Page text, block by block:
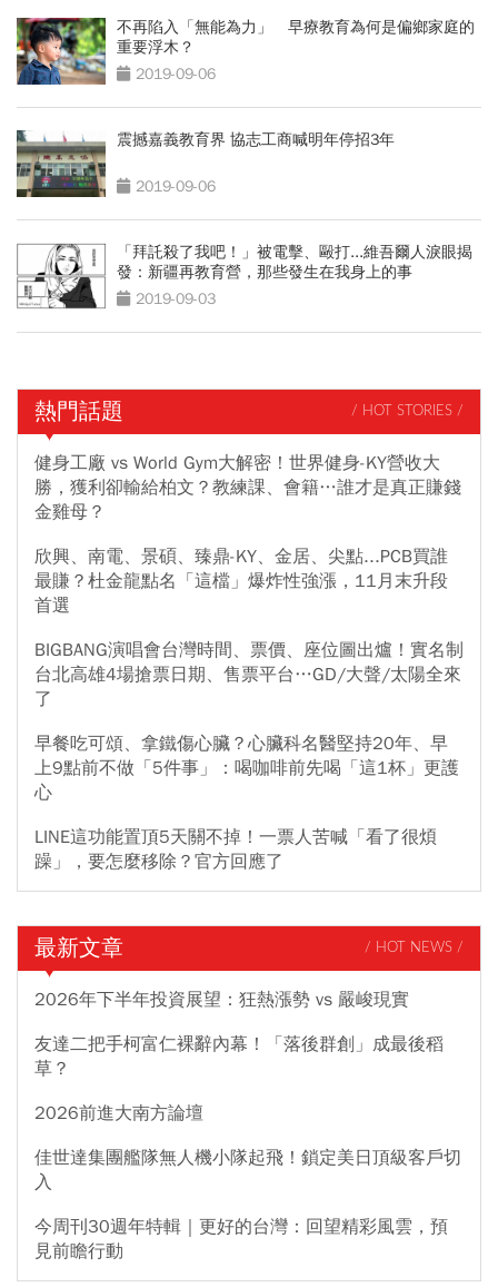
不再陷入「無能為力」 早療教育為何是偏鄉家庭的
重要浮木？
2019-09-06
震撼嘉義教育界 協志工商喊明年停招3年
2019-09-06
「拜託殺了我吧！」被電擊、毆打...維吾爾人淚眼揭
發：新疆再教育營，那些發生在我身上的事
2019-09-03
熱門話題 / HOT STORIES /
健身工廠 vs World Gym大解密！世界健身-KY營收大
勝，獲利卻輸給柏文？教練課、會籍…誰才是真正賺錢
金雞母？
欣興、南電、景碩、臻鼎-KY、金居、尖點...PCB買誰
最賺？杜金龍點名「這檔」爆炸性強漲，11月末升段
首選
BIGBANG演唱會台灣時間、票價、座位圖出爐！實名制
台北高雄4場搶票日期、售票平台…GD/大聲/太陽全來
了
早餐吃可頌、拿鐵傷心臟？心臟科名醫堅持20年、早
上9點前不做「5件事」：喝咖啡前先喝「這1杯」更護
心
LINE這功能置頂5天關不掉！一票人苦喊「看了很煩
躁」，要怎麼移除？官方回應了
最新文章 / HOT NEWS /
2026年下半年投資展望：狂熱漲勢 vs 嚴峻現實
友達二把手柯富仁裸辭內幕！「落後群創」成最後稻
草？
2026前進大南方論壇
佳世達集團艦隊無人機小隊起飛！鎖定美日頂級客戶切
入
今周刊30週年特輯｜更好的台灣：回望精彩風雲，預
見前瞻行動